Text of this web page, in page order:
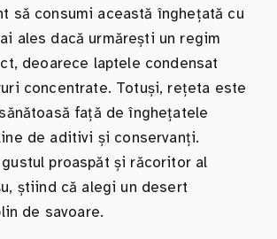
să consumi această înghețată cu
ales dacă urmărești un regim
deoarece laptele condensat
concentrate. Totuși, rețeta este
față de înghețatele
de aditivi și conservanți.
proaspăt și răcoritor al
știind că alegi un desert
de savoare.